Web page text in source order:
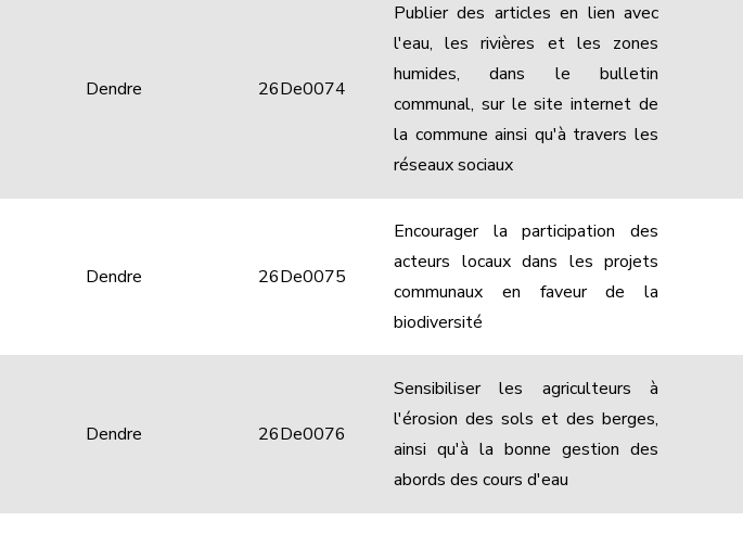
Dendre 26De0074
Publier des articles en lien avec
l'eau, les rivières et les zones
humides, dans le bulletin
communal, sur le site internet de
la commune ainsi qu'à travers les
réseaux sociaux
Dendre 26De0075
Encourager la participation des
acteurs locaux dans les projets
communaux en faveur de la
biodiversité
Dendre 26De0076
Sensibiliser les agriculteurs à
l'érosion des sols et des berges,
ainsi qu'à la bonne gestion des
abords des cours d'eau